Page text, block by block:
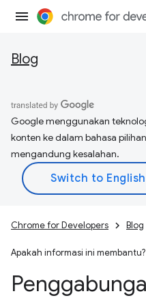
Blog
Google menggunakan
konten ke dalam bahasa
mengandung kesalahan.
Chrome for Developers Blog
Apakah informasi ini membantu?